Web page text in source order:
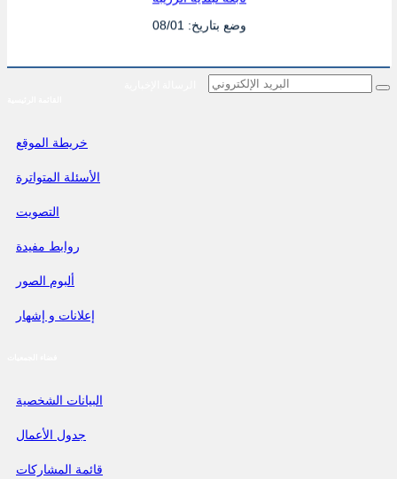
تابعة لبلدية الزريبة
وضع بتاريخ: 08/01
خريطة الموقع
الأسئلة المتواترة
التصويت
روابط مفيدة
ألبوم الصور
إعلانات و إشهار
البيانات الشخصية
جدول الأعمال
قائمة المشاركات